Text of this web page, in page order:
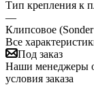
Тип крепления к
—
Клипсовое
Все
Под заказ
Наши менеджеры
условия заказа